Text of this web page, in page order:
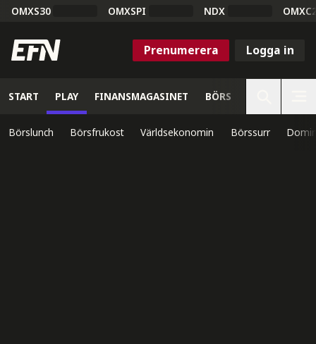
OMXS30 OMXSPI NDX
Prenumerera Logga in
START PLAY FINANSMAGASINET BÖRS
Börslunch Börsfrukost Världsekonomin Börssurr